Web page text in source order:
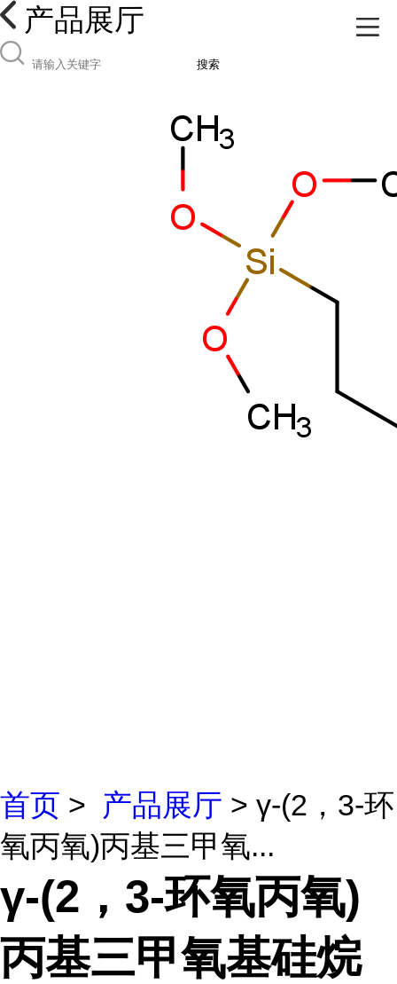
产品展厅
搜索
首页 > 产品展厅 > γ-(2，3-环
氧丙氧)丙基三甲氧...
γ-(2，3-环氧丙氧)
丙基三甲氧基硅烷